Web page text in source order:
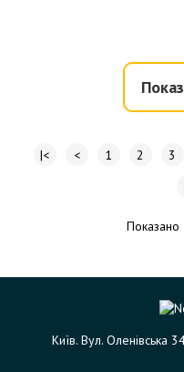
|< < 1 2 3
Показано
Київ. Вул. Оленівська